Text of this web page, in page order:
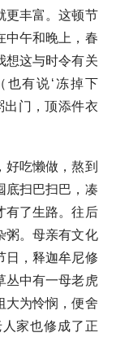
更丰富。这顿节
中午和晚上，春
想这与时令有关
也有说‘冻掉下
出门，顶添件衣
吃懒做，熬到
底扫巴扫巴，凑
有了生路。往后
粥。母亲有文化
日，释迦牟尼修
丛中有一母老虎
大为怜悯，便舍
家也修成了正